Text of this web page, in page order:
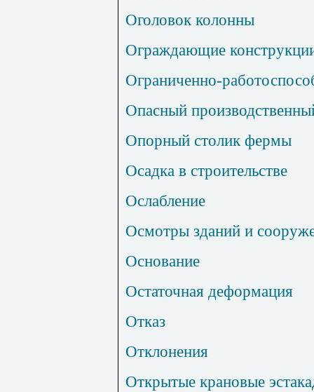
Оголовок колонны
Ограждающие
Ограниченно-
Опасный
Опорный столик фермы
Осадка в строительстве
Ослабление
Осмотры зданий и
Основание
Остаточная деформация
Отказ
Отклонения
Открытые крановые